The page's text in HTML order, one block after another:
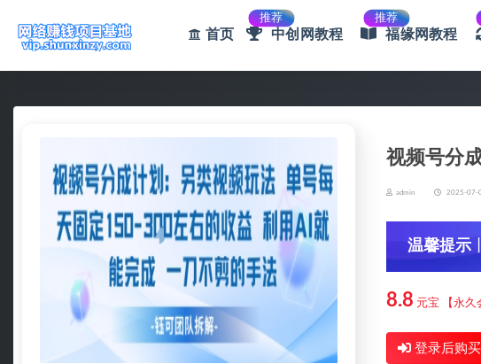
首页
推荐
中创网教程
推荐
福缘网教程
视频号分
admin 2025-07-
温馨提示
信，谨防
8.8 元宝 【永
登录后购买